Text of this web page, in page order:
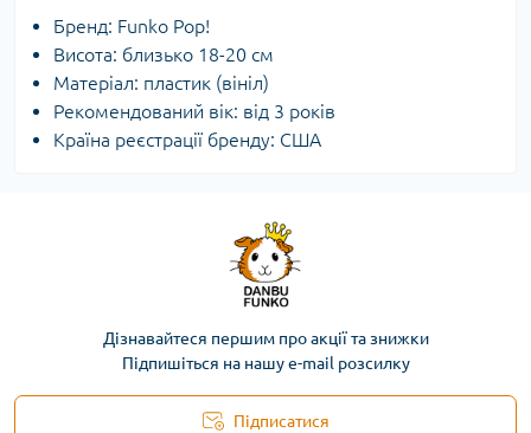
Бренд: Funko Pop!
Висота: близько 18-20 см
Матеріал: пластик (вініл)
Рекомендований вік: від 3 років
Країна реєстрації бренду: США
Дізнавайтеся першим про акції та знижки
Підпишіться на нашу e-mail розсилку
Підписатися